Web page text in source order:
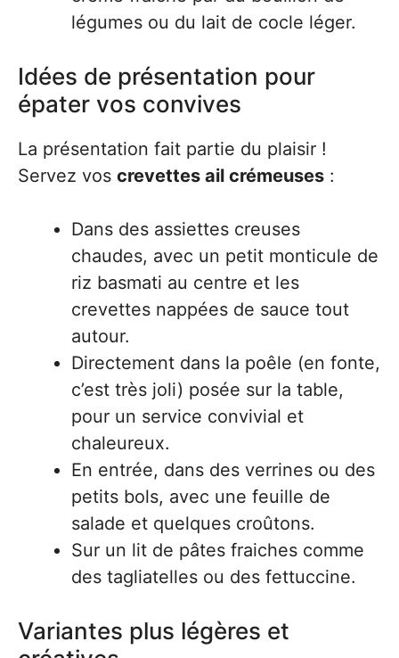
légumes ou du lait de cocle léger.
Idées de présentation pour
épater vos convives
La présentation fait partie du plaisir !
Servez vos crevettes ail crémeuses :
Dans des assiettes creuses
chaudes, avec un petit monticule de
riz basmati au centre et les
crevettes nappées de sauce tout
autour.
Directement dans la poêle (en fonte,
c’est très joli) posée sur la table,
pour un service convivial et
chaleureux.
En entrée, dans des verrines ou des
petits bols, avec une feuille de
salade et quelques croûtons.
Sur un lit de pâtes fraiches comme
des tagliatelles ou des fettuccine.
Variantes plus légères et